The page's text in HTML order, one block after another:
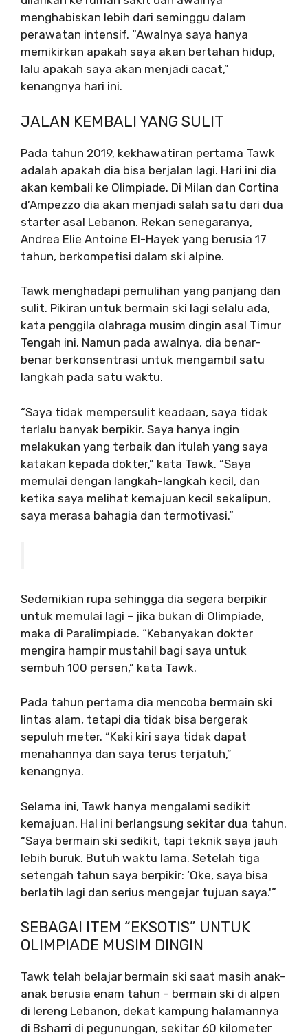
menghabiskan lebih dari seminggu dalam
perawatan intensif. “Awalnya saya hanya
memikirkan apakah saya akan bertahan hidup,
lalu apakah saya akan menjadi cacat,”
kenangnya hari ini.
JALAN KEMBALI YANG SULIT
Pada tahun 2019, kekhawatiran pertama Tawk
adalah apakah dia bisa berjalan lagi. Hari ini dia
akan kembali ke Olimpiade. Di Milan dan Cortina
d’Ampezzo dia akan menjadi salah satu dari dua
starter asal Lebanon. Rekan senegaranya,
Andrea Elie Antoine El-Hayek yang berusia 17
tahun, berkompetisi dalam ski alpine.
Tawk menghadapi pemulihan yang panjang dan
sulit. Pikiran untuk bermain ski lagi selalu ada,
kata penggila olahraga musim dingin asal Timur
Tengah ini. Namun pada awalnya, dia benar-
benar berkonsentrasi untuk mengambil satu
langkah pada satu waktu.
“Saya tidak mempersulit keadaan, saya tidak
terlalu banyak berpikir. Saya hanya ingin
melakukan yang terbaik dan itulah yang saya
katakan kepada dokter,” kata Tawk. “Saya
memulai dengan langkah-langkah kecil, dan
ketika saya melihat kemajuan kecil sekalipun,
saya merasa bahagia dan termotivasi.”
Sedemikian rupa sehingga dia segera berpikir
untuk memulai lagi – jika bukan di Olimpiade,
maka di Paralimpiade. “Kebanyakan dokter
mengira hampir mustahil bagi saya untuk
sembuh 100 persen,” kata Tawk.
Pada tahun pertama dia mencoba bermain ski
lintas alam, tetapi dia tidak bisa bergerak
sepuluh meter. “Kaki kiri saya tidak dapat
menahannya dan saya terus terjatuh,”
kenangnya.
Selama ini, Tawk hanya mengalami sedikit
kemajuan. Hal ini berlangsung sekitar dua tahun.
“Saya bermain ski sedikit, tapi teknik saya jauh
lebih buruk. Butuh waktu lama. Setelah tiga
setengah tahun saya berpikir: ‘Oke, saya bisa
berlatih lagi dan serius mengejar tujuan saya.'”
SEBAGAI ITEM “EKSOTIS” UNTUK
OLIMPIADE MUSIM DINGIN
Tawk telah belajar bermain ski saat masih anak-
anak berusia enam tahun – bermain ski di alpen
di lereng Lebanon, dekat kampung halamannya
di Bsharri di pegunungan, sekitar 60 kilometer